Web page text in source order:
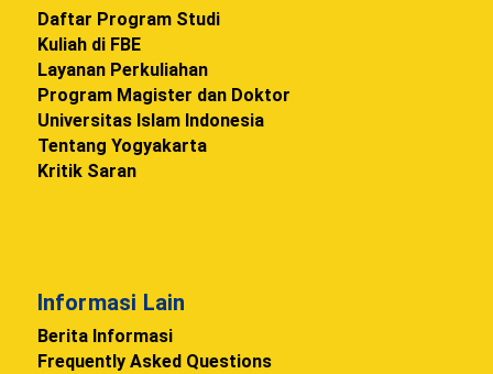
Daftar Program Studi
Kuliah di FBE
Layanan Perkuliahan
Program Magister dan Doktor
Universitas Islam Indonesia
Tentang Yogyakarta
Kritik Saran
Informasi Lain
Berita Informasi
Frequently Asked Questions